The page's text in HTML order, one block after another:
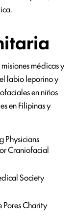
médicas y
labio leporino y
en niños
en Filipinas y
Physicians
Craniofacial
Society
Charity